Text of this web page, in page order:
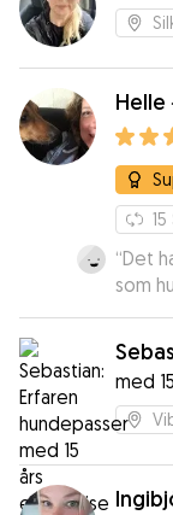
Helle ·
15
“Det
som
været
under
i
for os.
med
ven i